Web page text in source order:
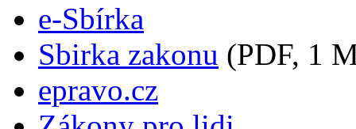
e-Sbírka
Sbirka zakonu (PDF, 1
epravo.cz